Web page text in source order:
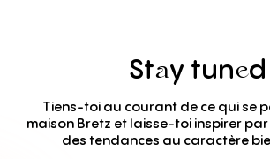
Stay tuned
Tiens-toi au courant de ce qui se
maison Bretz et laisse-toi inspirer
des tendances au caractère